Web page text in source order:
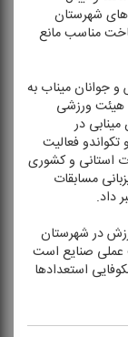
شهرستان
مناسب مانع
جوانان میناب به
وضعیت ورزش بانوان پرداخت و گفت كه حدود ۱۰ هیئت ورزشی
در
تكواندو فعالیت
استانی و كشوری
مسابقات
داد.
در شهرستان
عملی صنایع است
استعدادها